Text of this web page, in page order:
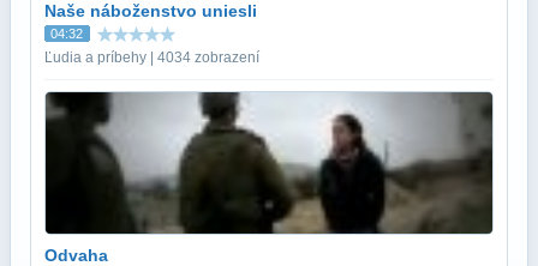
Naše náboženstvo uniesli
04:32
Ľudia a príbehy | 4034 zobrazení
Odvaha